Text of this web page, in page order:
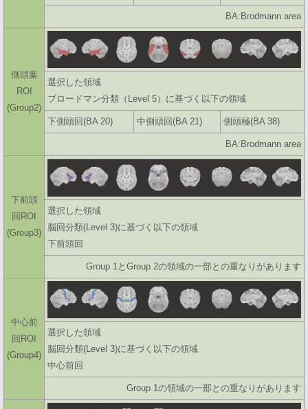
BA:Brodmann area
側頭葉
ROI
(Group2)
選択した領域
ブロードマン分類（Level 5）に基づく以下の領域
下側頭回(BA 20) 中側頭回(BA 21) 側頭極(BA 38)
BA:Brodmann area
下前頭
回ROI
(Group3)
選択した領域
脳回分類(Level 3)に基づく以下の領域
下前頭回
Group 1とGroup 2の領域の一部との重なりがあります
中心前
回ROI
(Group4)
選択した領域
脳回分類(Level 3)に基づく以下の領域
中心前回
Group 1の領域の一部との重なりがあります